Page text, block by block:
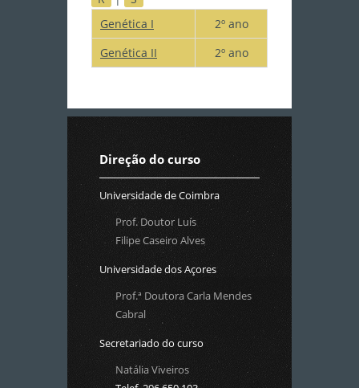
Genética I
2º ano
Genética II
2º ano
Direção do curso
Universidade de Coimbra
Prof. Doutor Luís
Filipe Caseiro Alves
Universidade dos Açores
Prof.ª Doutora Carla Mendes
Cabral
Secretariado do curso
Natália Viveiros